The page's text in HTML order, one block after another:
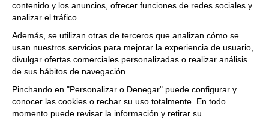
contenido y los anuncios, ofrecer funciones de redes sociales y
analizar el tráfico.
Además, se utilizan otras de terceros que analizan cómo se
usan nuestros servicios para mejorar la experiencia de usuario,
divulgar ofertas comerciales personalizadas o realizar análisis
de sus hábitos de navegación.
Pinchando en "Personalizar o Denegar" puede configurar y
conocer las cookies o rechar su uso totalmente. En todo
momento puede revisar la información y retirar su